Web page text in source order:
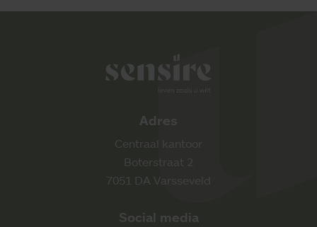
Adres
Centraal kantoor
Boterstraat 2
7051 DA Varsseveld
Social media